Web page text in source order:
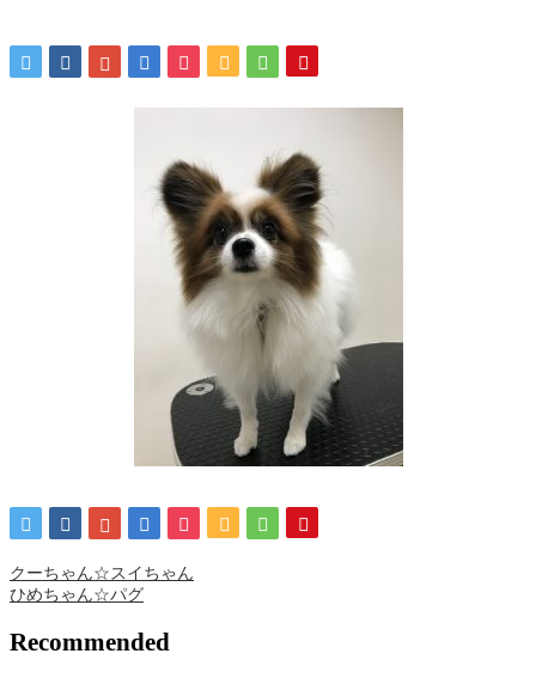
クーちゃん☆スイちゃん
ひめちゃん☆パグ
Recommended